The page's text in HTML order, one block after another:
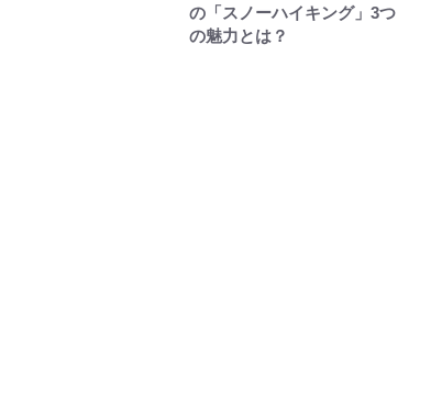
の「スノーハイキング」3つ
の魅力とは？